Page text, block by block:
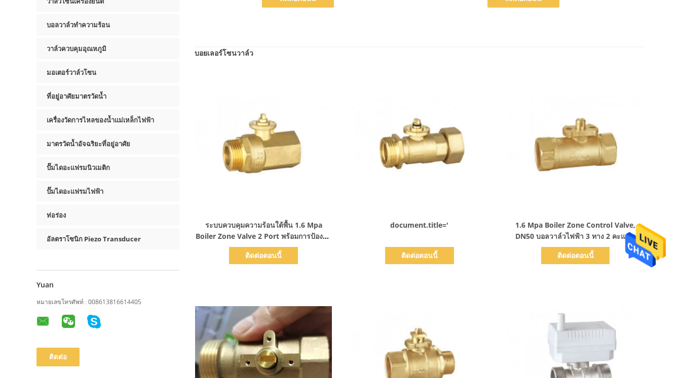
บอลวาล์วทำความร้อน
วาล์วควบคุมอุณหภูมิ
มอเตอร์วาล์วโซน
ที่อยู่อาศัยมาตรวัดน้ำ
เครื่องวัดการไหลของน้ำแม่เหล็กไฟฟ้า
มาตรวัดน้ำอัจฉริยะที่อยู่อาศัย
ปั๊มไดอะแฟรมนิวเมติก
ปั๊มไดอะแฟรมไฟฟ้า
ท่อร่อง
อัลตราโซนิก Piezo Transducer
Yuan
หมายเลขโทรศัพท์ : 008613816614405
บอยเลอร์โซนวาล์ว
แสดงรายละเอียด
ระบบควบคุมความร้อนใต้พื้น 1.6 Mpa
Boiler Zone Valve 2 Port พร้อมการป้องกัน
IP65
ติดต่อตอนนี้
document.title='
ติดต่อตอนนี้
1.6 Mpa Boiler Zone Control Valve,
DN50 บอลวาล์วไฟฟ้า 3 ทาง 2 คะแนน
ติดต่อตอนนี้